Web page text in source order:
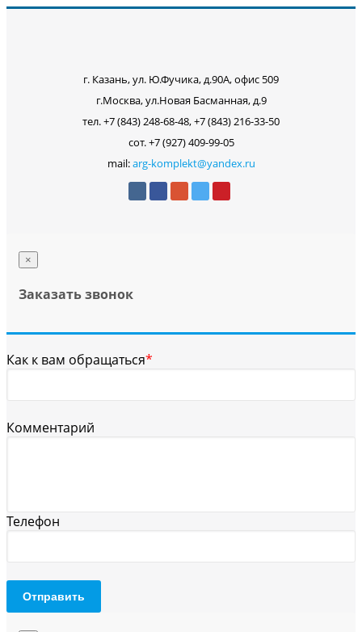
г. Казань, ул. Ю.Фучика, д.90А, офис 509
г.Москва, ул.Новая Басманная, д.9
тел. +7 (843) 248-68-48, +7 (843) 216-33-50
сот. +7 (927) 409-99-05
mail:arg-komplekt@yandex.ru
×
Заказать звонок
Как к вам обращаться*
Комментарий
Телефон
Отправить